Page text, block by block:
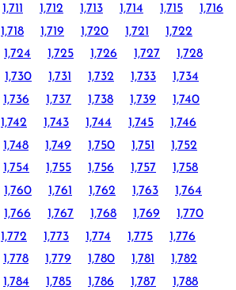
1,711 1,712 1,713 1,714 1,715
1,716
1,718 1,719 1,720 1,721
1,722
1,724 1,725 1,726 1,727
1,728
1,730 1,731 1,732 1,733
1,734
1,736 1,737 1,738 1,739
1,740
1,742 1,743 1,744 1,745
1,746
1,748 1,749 1,750 1,751
1,752
1,754 1,755 1,756 1,757
1,758
1,760 1,761 1,762 1,763
1,764
1,766 1,767 1,768 1,769
1,770
1,772 1,773 1,774 1,775
1,776
1,778 1,779 1,780 1,781
1,782
1,784 1,785 1,786 1,787
1,788